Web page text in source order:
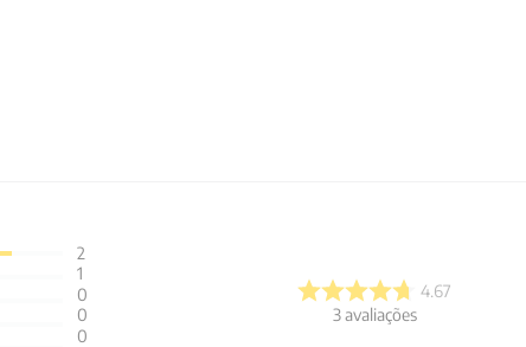
2
1
0
0
0
4.67
3avaliações